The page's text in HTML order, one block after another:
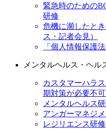
緊急時のための
研修
危機に瀕したと
ス・記者会見）
「個人情報保護
メンタルヘルス・ヘル
カスタマーハラ
期対策が必要不
メンタルヘルス
アンガーマネジ
レジリエンス研修